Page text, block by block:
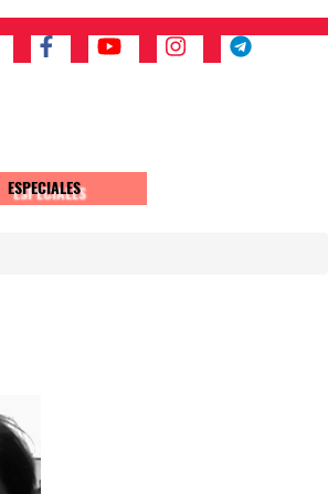
ESPECIALES